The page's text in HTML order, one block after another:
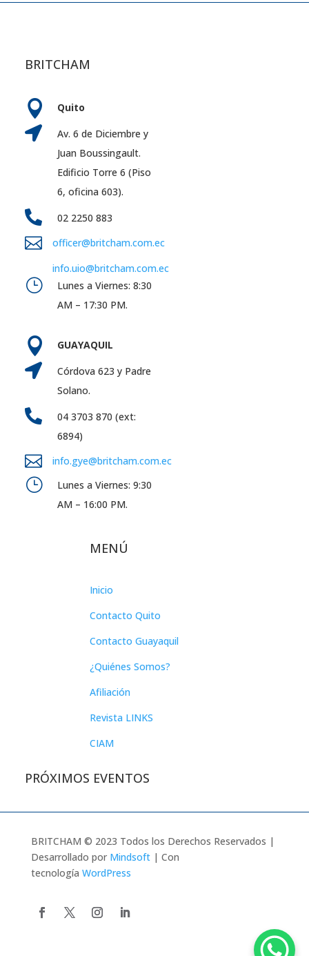
BRITCHAM
 Quito

Av. 6 de Diciembre y
Juan Boussingault.
Edificio Torre 6 (Piso
6, oficina 603).
 02 2250 883

officer@britcham.com.ec
info.uio@britcham.com.ec
}
Lunes a Viernes: 8:30
AM – 17:30 PM.
 GUAYAQUIL

Córdova 623 y Padre
Solano.

04 3703 870 (ext:
6894)
 info.gye@britcham.com.ec
}
Lunes a Viernes: 9:30
AM – 16:00 PM.
MENÚ
Inicio
Contacto Quito
Contacto Guayaquil
¿Quiénes Somos?
Afiliación
Revista LINKS
CIAM
PRÓXIMOS EVENTOS
BRITCHAM © 2023 Todos los Derechos Reservados |
Desarrollado por Mindsoft| Con
tecnología WordPress